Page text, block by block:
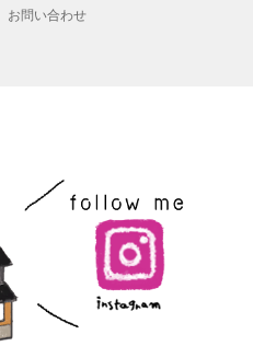
お問い合わせ